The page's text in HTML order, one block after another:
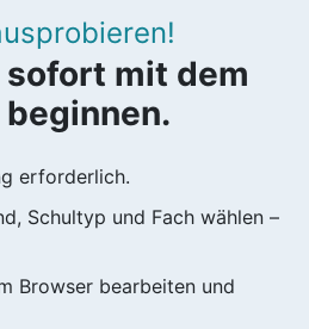
sofort mit dem
beginnen.
erforderlich.
Schultyp und Fach wählen –
Browser bearbeiten und